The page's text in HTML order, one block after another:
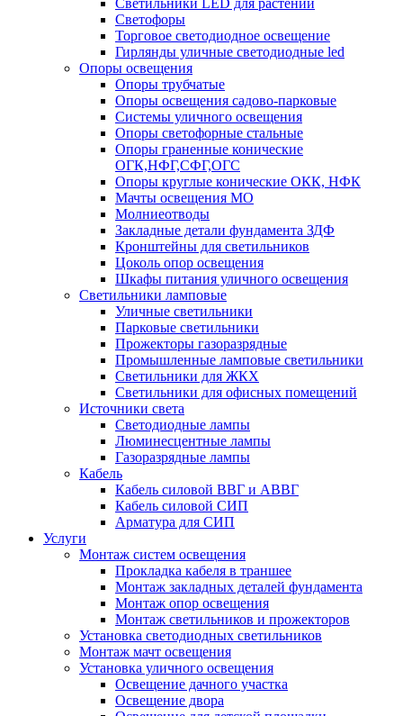
Светофоры
Торговое светодиодное освещение
Гирлянды уличные светодиодные led
Опоры освещения
Опоры трубчатые
Опоры освещения садово-парковые
Системы уличного освещения
Опоры светофорные стальные
Опоры граненные конические
ОГК,НФГ,СФГ,ОГС
Опоры круглые конические ОКК, НФК
Мачты освещения МО
Молниеотводы
Закладные детали фундамента ЗДФ
Кронштейны для светильников
Цоколь опор освещения
Шкафы питания уличного освещения
Светильники ламповые
Уличные светильники
Парковые светильники
Прожекторы газоразрядные
Промышленные ламповые светильники
Светильники для ЖКХ
Светильники для офисных помещений
Источники света
Светодиодные лампы
Люминесцентные лампы
Газоразрядные лампы
Кабель
Кабель силовой ВВГ и АВВГ
Кабель силовой СИП
Арматура для СИП
Услуги
Монтаж систем освещения
Прокладка кабеля в траншее
Монтаж закладных деталей фундамента
Монтаж опор освещения
Монтаж светильников и прожекторов
Установка светодиодных светильников
Монтаж мачт освещения
Установка уличного освещения
Освещение дачного участка
Освещение двора